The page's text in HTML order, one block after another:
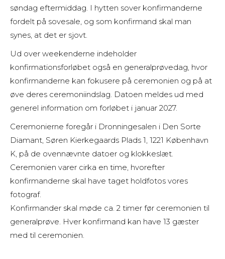
søndag eftermiddag. I hytten sover konfirmanderne
fordelt på sovesale, og som konfirmand skal man
synes, at det er sjovt.
Ud over weekenderne indeholder
konfirmationsforløbet også en generalprøvedag, hvor
konfirmanderne kan fokusere på ceremonien og på at
øve deres ceremoniindslag. Datoen meldes ud med
generel information om forløbet i januar 2027.
Ceremonierne foregår i Dronningesalen i Den Sorte
Diamant, Søren Kierkegaards Plads 1, 1221 København
K, på de ovennævnte datoer og klokkeslæt.
Ceremonien varer cirka en time, hvorefter
konfirmanderne skal have taget holdfotos vores
fotograf.
Konfirmander skal møde ca. 2 timer før ceremonien til
generalprøve. Hver konfirmand kan have 13 gæster
med til ceremonien.